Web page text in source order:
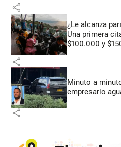
share
¿Le alcanza
Una primera
$100.000 y
share
Minuto a
empresario
share